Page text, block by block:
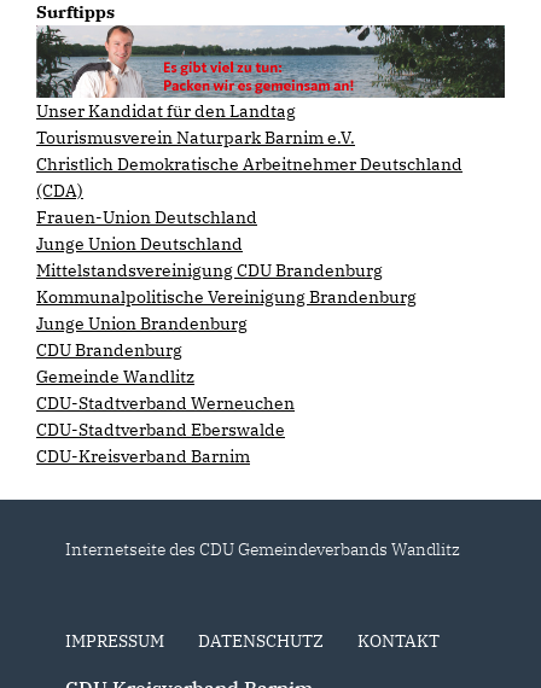
Surftipps
Unser Kandidat für den Landtag
Tourismusverein Naturpark Barnim e.V.
Christlich Demokratische Arbeitnehmer Deutschland
(CDA)
Frauen-Union Deutschland
Junge Union Deutschland
Mittelstandsvereinigung CDU Brandenburg
Kommunalpolitische Vereinigung Brandenburg
Junge Union Brandenburg
CDU Brandenburg
Gemeinde Wandlitz
CDU-Stadtverband Werneuchen
CDU-Stadtverband Eberswalde
CDU-Kreisverband Barnim
Internetseite des CDU Gemeindeverbands Wandlitz
IMPRESSUM DATENSCHUTZ KONTAKT